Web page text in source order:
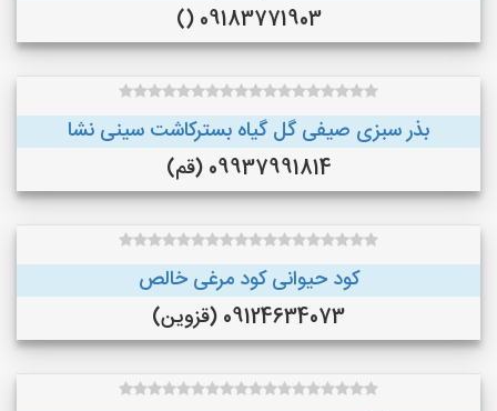
09183771903 ()
بذر سبزی صیفی گل گیاه بسترکاشت سینی نشا
09937991814 (قم)
کود حیوانی کود مرغی خالص
09124634073 (قزوین)